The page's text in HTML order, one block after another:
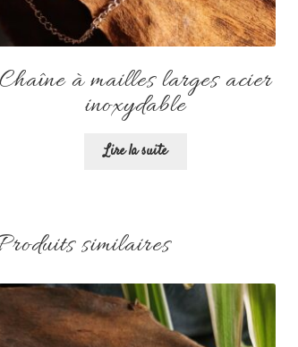
Chaîne à mailles larges acier
inoxydable
Lire la suite
similaires